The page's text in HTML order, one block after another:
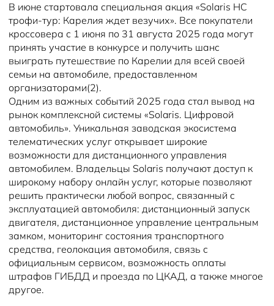
В июне стартовала специальная акция «Solaris HC
трофи-тур: Карелия ждет везучих». Все покупатели
кроссовера с 1 июня по 31 августа 2025 года могут
принять участие в конкурсе и получить шанс
выиграть путешествие по Карелии для всей своей
семьи на автомобиле, предоставленном
организаторами(2).
Одним из важных событий 2025 года стал вывод на
рынок комплексной системы «Solaris. Цифровой
автомобиль». Уникальная заводская экосистема
телематических услуг открывает широкие
возможности для дистанционного управления
автомобилем. Владельцы Solaris получают доступ к
широкому набору онлайн услуг, которые позволяют
решить практически любой вопрос, связанный с
эксплуатацией автомобиля: дистанционный запуск
двигателя, дистанционное управление центральным
замком, мониторинг состояния транспортного
средства, геолокация автомобиля, связь с
официальным сервисом, возможность оплаты
штрафов ГИБДД и проезда по ЦКАД, а также многое
другое.